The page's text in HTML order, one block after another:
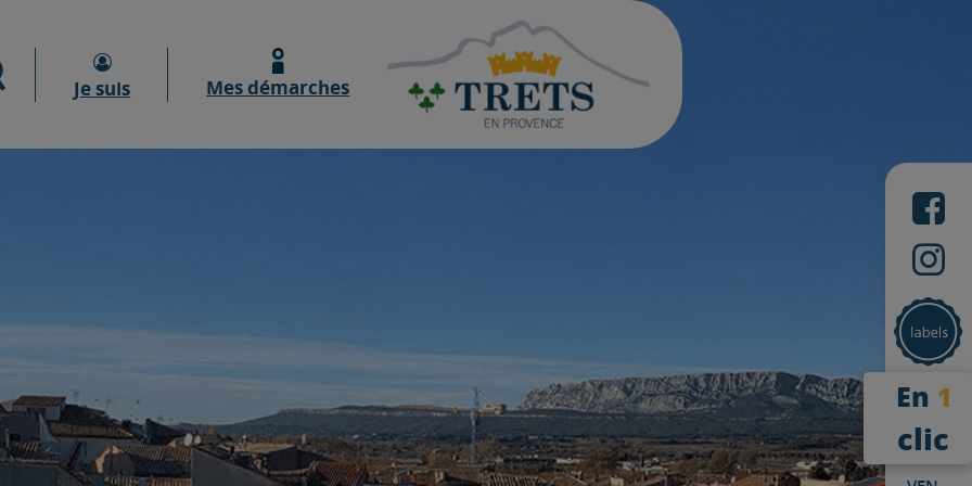
Moteur de recherche
Je suis Mes démarches
En 1
clic